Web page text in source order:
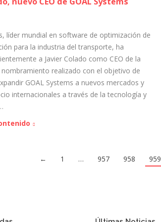
líder mundial en software de optimización de
para la industria del transporte, ha
a Javier Colado como CEO de la
nombramiento realizado con el objetivo de
GOAL Systems a nuevos mercados y
internacionales a través de la tecnología y
← 1 … 957 958 959